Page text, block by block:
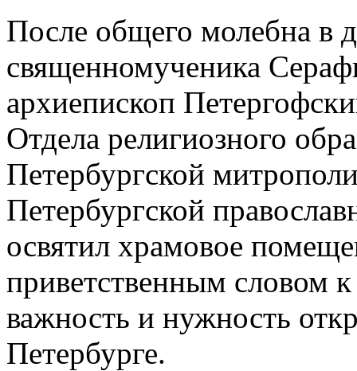
После общего молебна в
священномученика
архиепископ
Отдела религиозного
Петербургской
Петербургской
освятил храмовое
приветственным словом
важность и нужность
Петербурге.